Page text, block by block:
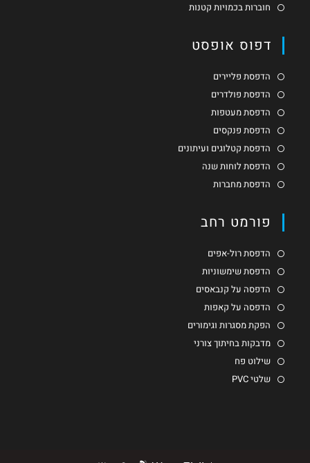
חוברות בכמויות קטנות
דפוס אופסט
הדפסת פליירים
הדפסת פולדרים
הדפסת מעטפות
הדפסת פנקסים
הדפסת קטלוגים ועיתונים
הדפסת לוחות שנה
הדפסת מחברות
פורמט רחב
הדפסת רול-אפים
הדפסת שימשוניות
הדפסה על קנבאסים
הדפסה על קאפות
הפקת מסגרות וגימורים
מדבקות בחיתוך צורני
שילוט פח
שלטי PVC